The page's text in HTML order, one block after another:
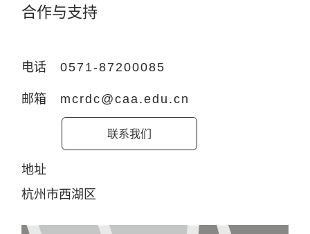
合作与支持
电话 0571-87200085
邮箱 mcrdc@caa.edu.cn
联系我们
地址
杭州市西湖区